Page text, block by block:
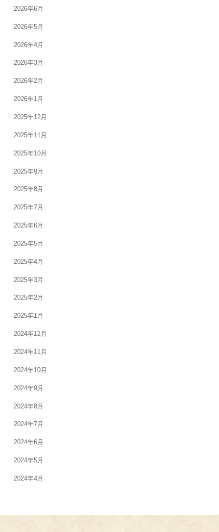
2026年6月
2026年5月
2026年4月
2026年3月
2026年2月
2026年1月
2025年12月
2025年11月
2025年10月
2025年9月
2025年8月
2025年7月
2025年6月
2025年5月
2025年4月
2025年3月
2025年2月
2025年1月
2024年12月
2024年11月
2024年10月
2024年9月
2024年8月
2024年7月
2024年6月
2024年5月
2024年4月